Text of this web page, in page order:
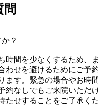
問
？
時間を少なくするため、
わせを避けるためにご予
ます。緊急の場合やお時
約なしでもご来院いただ
たせすることをご了承く